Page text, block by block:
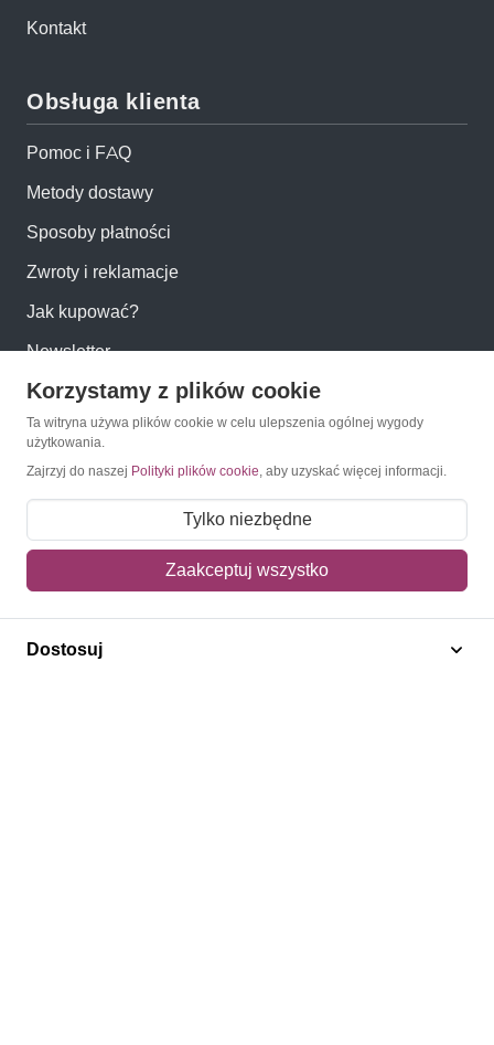
Kontakt
Obsługa klienta
Pomoc i FAQ
Metody dostawy
Sposoby płatności
Zwroty i reklamacje
Jak kupować?
Newsletter
Konto
Moje konto
Mój koszyk
Adres dostawy
Korzystamy z plików cookie
Ta witryna używa plików cookie w celu ulepszenia ogólnej wygody
użytkowania.
Zajrzyj do naszej Polityki plików cookie, aby uzyskać więcej informacji.
Tylko niezbędne
Zaakceptuj wszystko
Dostosuj